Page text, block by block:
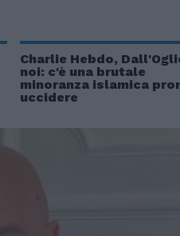
Charlie Hebdo,
noi: c'è una brutale
minoranza islamica
uccidere